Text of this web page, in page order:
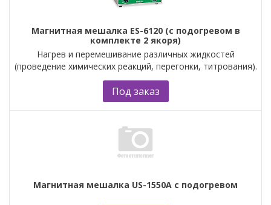
Магнитная мешалка ES-6120 (с подогревом в
комплекте 2 якоря)
Нагрев и перемешивание различных жидкостей
(проведение химических реакций, перегонки, титрования).
Под заказ
Магнитная мешалка US-1550A с подогревом